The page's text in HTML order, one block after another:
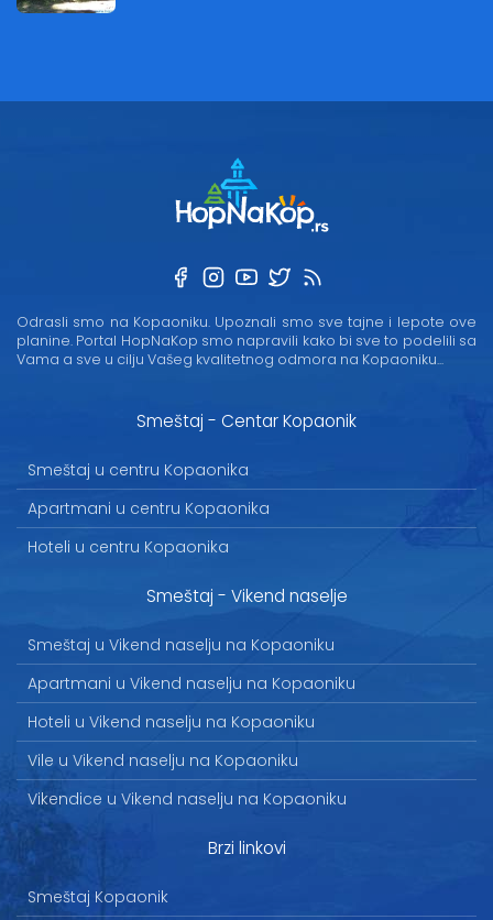
Odrasli smo na Kopaoniku. Upoznali smo sve tajne i lepote ove
planine. Portal HopNaKop smo napravili kako bi sve to podelili sa
Vama a sve u cilju Vašeg kvalitetnog odmora na Kopaoniku...
Smeštaj - Centar Kopaonik
Smeštaj u centru Kopaonika
Apartmani u centru Kopaonika
Hoteli u centru Kopaonika
Smeštaj - Vikend naselje
Smeštaj u Vikend naselju na Kopaoniku
Apartmani u Vikend naselju na Kopaoniku
Hoteli u Vikend naselju na Kopaoniku
Vile u Vikend naselju na Kopaoniku
Vikendice u Vikend naselju na Kopaoniku
Brzi linkovi
Smeštaj Kopaonik